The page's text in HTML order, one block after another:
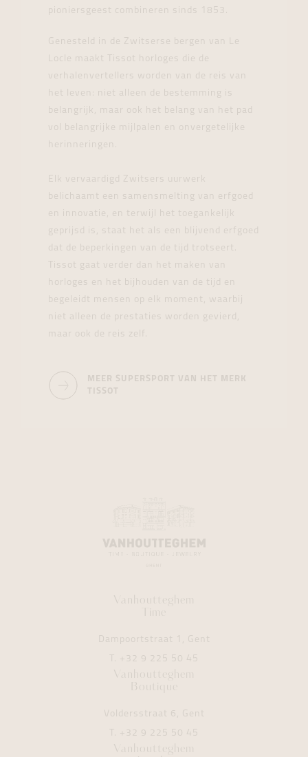
pioniersgeest combineren sinds 1853.
Genesteld in de Zwitserse bergen van Le
Locle maakt Tissot horloges die de
verhalenvertellers worden van de reis van
het leven: niet alleen de bestemming is
belangrijk, maar ook het belang van het pad
vol belangrijke mijlpalen en onvergetelijke
herinneringen.
Elk vervaardigd Zwitsers uurwerk
belichaamt een samensmelting van erfgoed
en innovatie, en terwijl het toegankelijk
geprijsd is, staat het als een blijvend erfgoed
dat de beperkingen van de tijd trotseert.
Tissot gaat verder dan het maken van
horloges en het bijhouden van de tijd en
begeleidt mensen op elk moment, waarbij
niet alleen de prestaties worden gevierd,
maar ook de reis zelf.
MEER SUPERSPORT VAN HET MERK
TISSOT
Vanhoutteghem
Time
Dampoortstraat 1, Gent
T. +32 9 225 50 45
Vanhoutteghem
Boutique
Voldersstraat 6, Gent
T. +32 9 225 50 45
Vanhoutteghem